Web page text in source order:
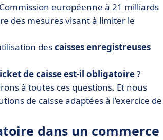
européenne à 21 milliards
des mesures visant à limiter le
descaisses enregistreuses
de caisse est-il obligatoire?
à toutes ces questions. Et nous
de caisse adaptées à l’exercice de
dans un commerce